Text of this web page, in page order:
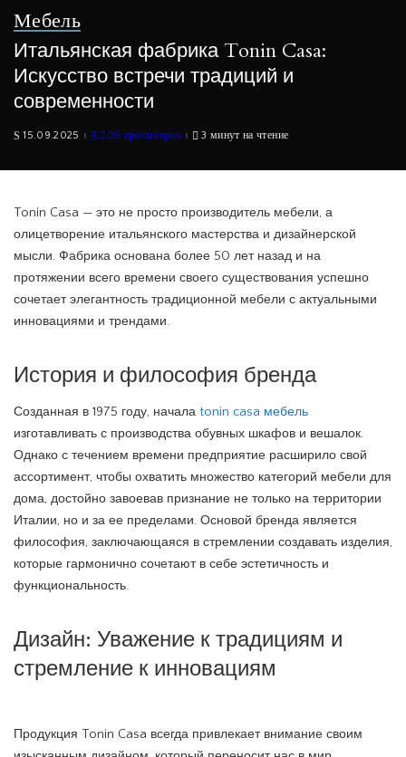
Мебель
Итальянская фабрика Tonin Casa:
Искусство встречи традиций и
современности
15.09.2025 209 просмотров 3 минут на чтение
Tonin Casa — это не просто производитель мебели, а
олицетворение итальянского мастерства и дизайнерской
мысли. Фабрика основана более 50 лет назад и на
протяжении всего времени своего существования успешно
сочетает элегантность традиционной мебели с актуальными
инновациями и трендами.
История и философия бренда
Созданная в 1975 году, начала tonin casa мебель
изготавливать с производства обувных шкафов и вешалок.
Однако с течением времени предприятие расширило свой
ассортимент, чтобы охватить множество категорий мебели для
дома, достойно завоевав признание не только на территории
Италии, но и за ее пределами. Основой бренда является
философия, заключающаяся в стремлении создавать изделия,
которые гармонично сочетают в себе эстетичность и
функциональность.
Дизайн: Уважение к традициям и
стремление к инновациям
Продукция Tonin Casa всегда привлекает внимание своим